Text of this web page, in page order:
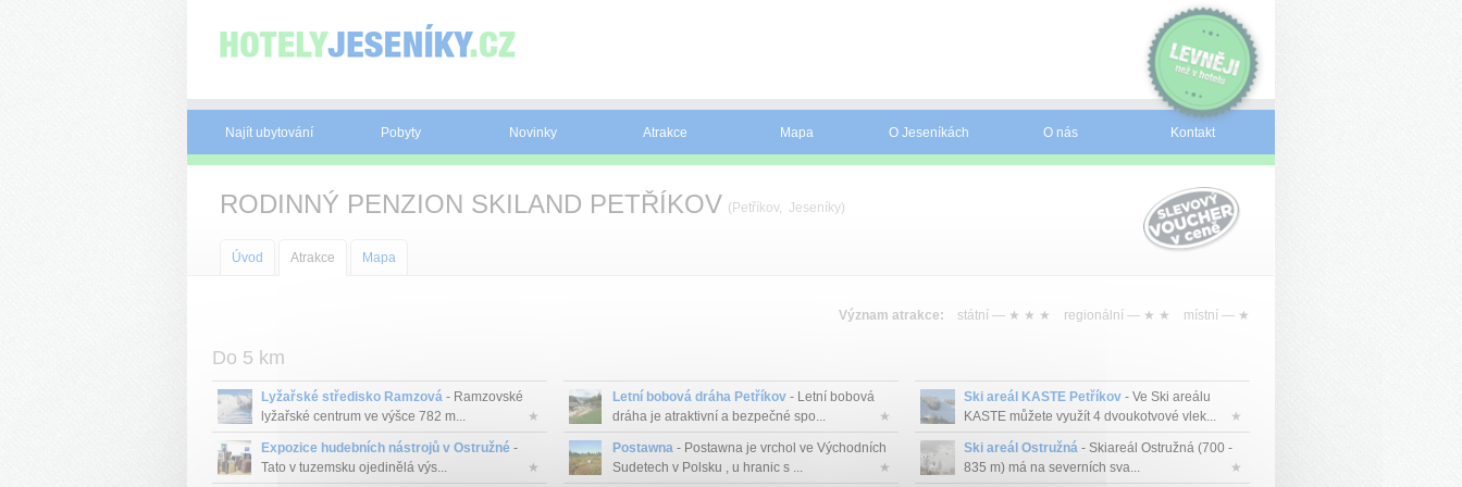
Najít ubytování Pobyty Novinky Atrakce Mapa O Jeseníkách O nás Kontakt
RODINNÝ PENZION SKILAND PETŘÍKOV (Petříkov, Jeseníky)
Úvod Atrakce Mapa
Význam atrakce: státní — ★ ★ ★ regionální — ★ ★ místní — ★
Do 5 km
Lyžařské středisko Ramzová - Ramzovské
lyžařské centrum ve výšce 782 m...
★
Expozice hudebních nástrojů v Ostružné -
Tato v tuzemsku ojedinělá výs...
★
Letní bobová dráha Petříkov- Letní bobová
dráha je atraktivní a bezpečné spo...
★
Postawna- Postawna je vrchol ve Východních
Sudetech v Polsku , u hranic s ...
★
Ski areál KASTE Petříkov- Ve Ski areálu
KASTE můžete využít 4 dvoukotvové vlek...
★
Ski areál Ostružná- Skiareál Ostružná (700 -
835 m) má na severních sva...
★